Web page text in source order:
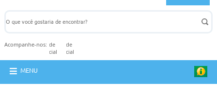
Acompanhe-nos:
MENU